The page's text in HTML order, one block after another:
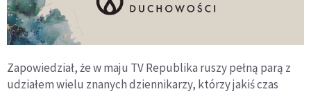
Zapowiedział, że w maju TV Republika ruszy pełną parą z
udziałem wielu znanych dziennikarzy, którzy jakiś czas